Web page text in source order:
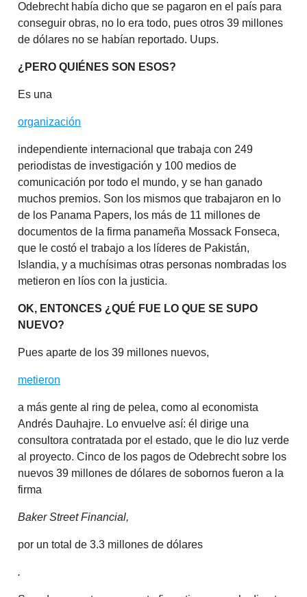
Odebrecht había dicho que se pagaron en el país para
conseguir obras, no lo era todo, pues otros 39 millones
de dólares no se habían reportado. Uups.
¿PERO QUIÉNES SON ESOS?
Es una
organización
independiente internacional que trabaja con 249
periodistas de investigación y 100 medios de
comunicación por todo el mundo, y se han ganado
muchos premios. Son los mismos que trabajaron en lo
de los Panama Papers, los más de 11 millones de
documentos de la firma panameña Mossack Fonseca,
que le costó el trabajo a los líderes de Pakistán,
Islandia, y a muchísimas otras personas nombradas los
metieron en líos con la justicia.
OK, ENTONCES ¿QUÉ FUE LO QUE SE SUPO
NUEVO?
Pues aparte de los 39 millones nuevos,
metieron
a más gente al ring de pelea, como al economista
Andrés Dauhajre. Lo envuelve así: él dirige una
consultora contratada por el estado, que le dio luz verde
al proyecto. Cinco de los pagos de Odebrecht sobre los
nuevos 39 millones de dólares de sobornos fueron a la
firma
Baker Street Financial,
por un total de 3.3 millones de dólares
.